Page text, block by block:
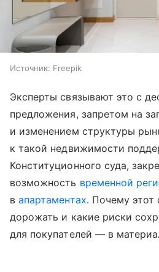
Источник: Freepik
Эксперты связывают это с
предложения, запретом на
и изменением структуры
к такой недвижимости
Конституционного суда,
возможность временной
вапартаментах. Почему
дорожать и какие риски
для покупателей — в